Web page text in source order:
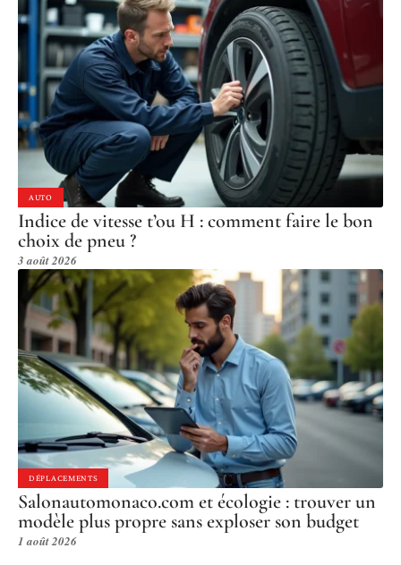
AUTO
Indice de vitesse t’ou H : comment faire le bon
choix de pneu ?
3 août 2026
DÉPLACEMENTS
Salonautomonaco.com et écologie : trouver un
modèle plus propre sans exploser son budget
1 août 2026